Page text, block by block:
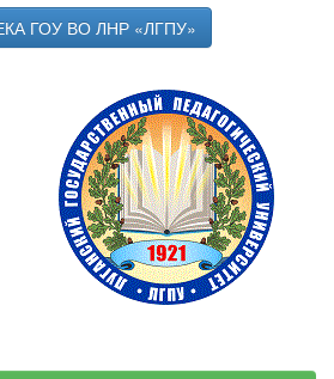
ГОУ ВО ЛНР «ЛГПУ»